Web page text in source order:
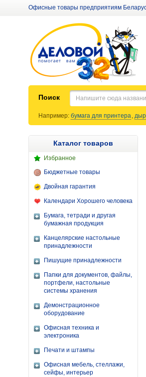
Офисные товары предприятиям
Поиск
Например: бумага для принтера,
Каталог товаров
Избранное
Бюджетные товары
Двойная гарантия
Календари Хорошего человека
Бумага, тетради и другая
бумажная продукция
Канцелярские настольные
принадлежности
Пишущие принадлежности
Папки для документов, файлы,
портфели, настольные
системы хранения
Демонстрационное
оборудование
Офисная техника и
электроника
Печати и штампы
Офисная мебель, стеллажи,
сейфы, интерьер